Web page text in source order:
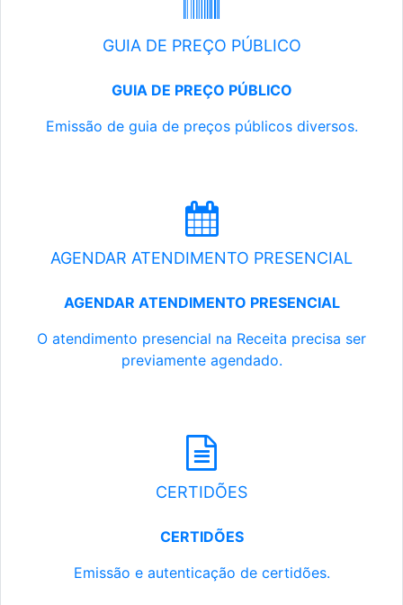
GUIA DE PREÇO PÚBLICO
GUIA DE PREÇO PÚBLICO
Emissão de guia de preços públicos diversos.
AGENDAR ATENDIMENTO PRESENCIAL
AGENDAR ATENDIMENTO PRESENCIAL
O atendimento presencial na Receita precisa ser
previamente agendado.
CERTIDÕES
CERTIDÕES
Emissão e autenticação de certidões.